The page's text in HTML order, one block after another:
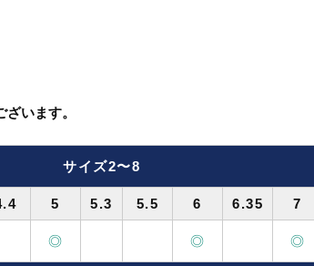
います。
サイズ2〜8
5 5.3 5.5 6 6.35 7
◎ ◎ ◎